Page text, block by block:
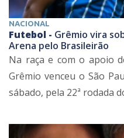
NACIONAL
Futebol - Grêmio vira
Arena pelo Brasileirão
Na raça e com o apoio
Grêmio venceu o São
sábado, pela 22ª rodada